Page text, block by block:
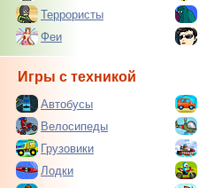
Террористы
Феи
Игры с техникой
Автобусы
Велосипеды
Грузовики
Лодки